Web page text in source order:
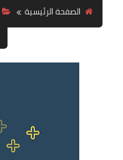
الصفحة الرئيسية